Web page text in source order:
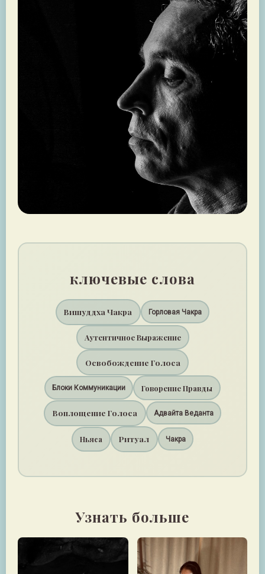
ключевые слова
Вишуддха Чакра Горловая Чакра
Аутентичное Выражение
Освобождение Голоса
Блоки Коммуникации Говорение Правды
Воплощение Голоса Адвайта Веданта
Ньяса Ритуал Чакра
Узнать больше